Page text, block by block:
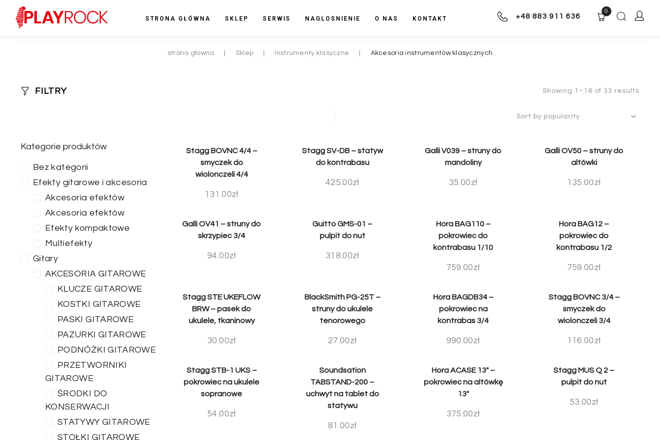
STRONA GŁÓWNA SKLEP SERWIS NAGLOSNIENIE O NAS KONTAKT +48 883 911 636
0
strona główna Sklep Instrumenty klasyczne Akcesoria instrumentów klasycznych
FILTRY Showing 1–16 of 33 results
Kategorie produktów
Bez kategorii
Efekty gitarowe i akcesoria
Akcesoria efektów
Akcesoria efektów
Efekty kompaktowe
Multiefekty
Gitary
AKCESORIA GITAROWE
KLUCZE GITAROWE
KOSTKI GITAROWE
PASKI GITAROWE
PAZURKI GITAROWE
PODNÓŻKI GITAROWE
PRZETWORNIKI
GITAROWE
ŚRODKI DO
KONSERWACJI
STATYWY GITAROWE
STOŁKI GITAROWE
Stagg BOVNC 4/4 –
smyczek do
wiolonczeli 4/4
131.00zł
Stagg SV-DB – statyw
do kontrabasu
425.00zł
Galli V039 – struny do
mandoliny
35.00zł
Galli OV50 – struny do
altówki
135.00zł
Galli OV41 – struny do
skrzypiec 3/4
94.00zł
Guitto GMS-01 –
pulpit do nut
318.00zł
Hora BAG110 –
pokrowiec do
kontrabasu 1/10
759.00zł
Hora BAG12 –
pokrowiec do
kontrabasu 1/2
759.00zł
Stagg STE UKEFLOW
BRW – pasek do
ukulele, tkaninowy
30.00zł
BlackSmith PG-25T –
struny do ukulele
tenorowego
27.00zł
Hora BAGDB34 –
pokrowiec na
kontrabas 3/4
990.00zł
Stagg BOVNC 3/4 –
smyczek do
wiolonczeli 3/4
116.00zł
Stagg STB-1 UKS –
pokrowiec na ukulele
sopranowe
54.00zł
Soundsation
TABSTAND-200 –
uchwyt na tablet do
statywu
81.00zł
Hora ACASE 13″ –
pokrowiec na altówkę
13″
375.00zł
Stagg MUS Q 2 –
pulpit do nut
53.00zł